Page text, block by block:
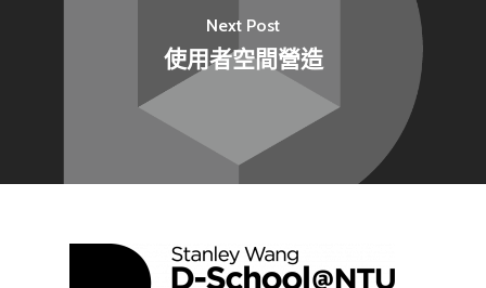
Next Post
使用者空間營造
關於我們